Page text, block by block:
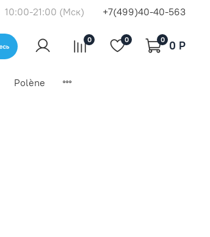
10:00-21:00 (Мск) +7(499)40-40-563
0 0 0 0 P
Polène